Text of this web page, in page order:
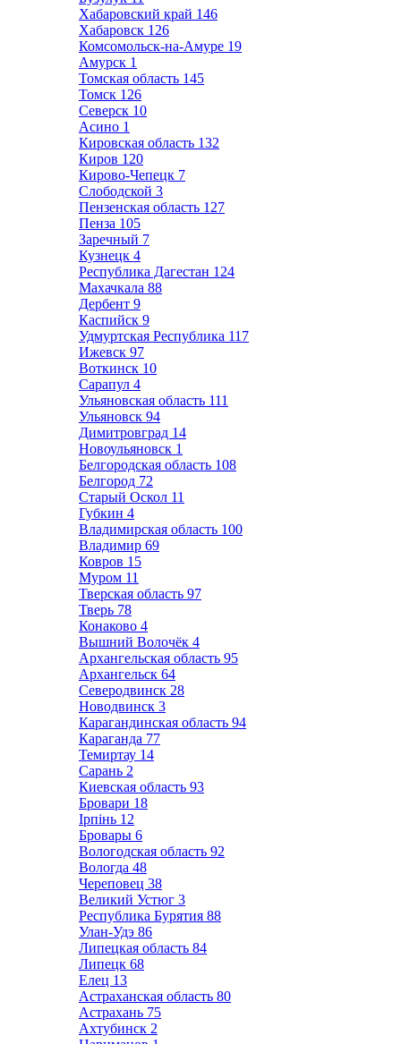
Хабаровский край 146
Хабаровск 126
Комсомольск-на-Амуре 19
Амурск 1
Томская область 145
Томск 126
Северск 10
Асино 1
Кировская область 132
Киров 120
Кирово-Чепецк 7
Слободской 3
Пензенская область 127
Пенза 105
Заречный 7
Кузнецк 4
Республика Дагестан 124
Махачкала 88
Дербент 9
Каспийск 9
Удмуртская Республика 117
Ижевск 97
Воткинск 10
Сарапул 4
Ульяновская область 111
Ульяновск 94
Димитровград 14
Новоульяновск 1
Белгородская область 108
Белгород 72
Старый Оскол 11
Губкин 4
Владимирская область 100
Владимир 69
Ковров 15
Муром 11
Тверская область 97
Тверь 78
Конаково 4
Вышний Волочёк 4
Архангельская область 95
Архангельск 64
Северодвинск 28
Новодвинск 3
Карагандинская область 94
Караганда 77
Темиртау 14
Сарань 2
Киевская область 93
Бровари 18
Ірпінь 12
Бровары 6
Вологодская область 92
Вологда 48
Череповец 38
Великий Устюг 3
Республика Бурятия 88
Улан-Удэ 86
Липецкая область 84
Липецк 68
Елец 13
Астраханская область 80
Астрахань 75
Ахтубинск 2